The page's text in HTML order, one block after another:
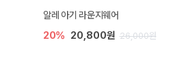
알레 아기 라운지웨어
20% 20,800원 26,000원